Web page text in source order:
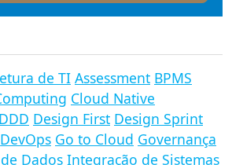
de TI Assessment BPMS
Cloud Native
DDD Design First Design Sprint
DevOps Go to Cloud Governança
Dados Integração de Sistemas